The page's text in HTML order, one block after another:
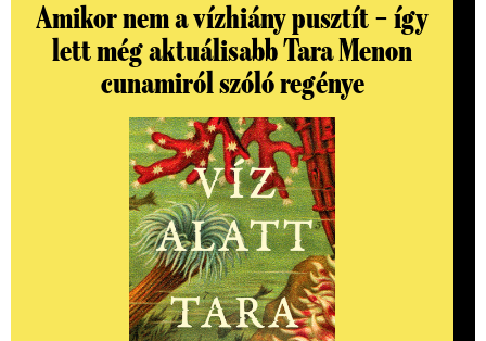
Amikor nem a vízhiány pusztít – így
lett még aktuálisabb Tara Menon
cunamiról szóló regénye